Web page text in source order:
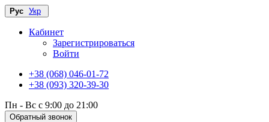
Рус Укр
Кабинет
Зарегистрироваться
Войти
+38 (068) 046-01-72
+38 (093) 320-39-30
Пн - Вс с 9:00 до 21:00
Обратный звонок